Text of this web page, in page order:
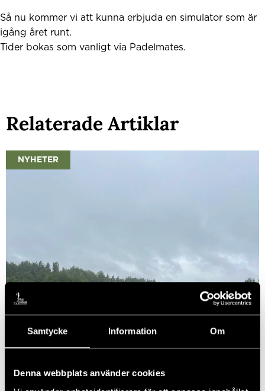
Samtycke Information Om
Denna webbplats använder cookies
Så nu kommer vi att kunna erbjuda en simulator som är
igång året runt.
Tider bokas som vanligt via Padelmates.
Relaterade Artiklar
NYHETER